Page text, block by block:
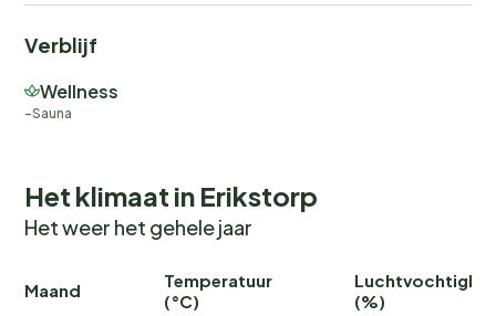
Verblijf
Wellness
Sauna
Het klimaat in Erikstorp
Het weer het gehele jaar
Maand
Temperatuur
(°C)
(%)